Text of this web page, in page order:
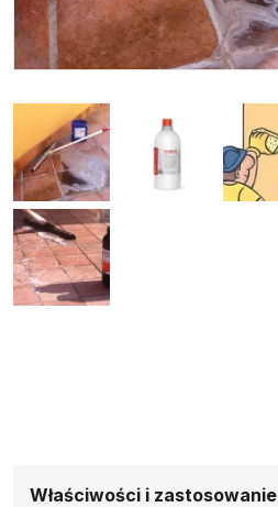
Właściwości i zastosowanie